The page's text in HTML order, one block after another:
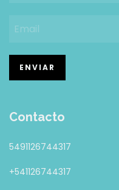
Contacto
5491126744317
+541126744317